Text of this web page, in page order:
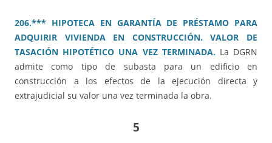
206.*** HIPOTECA EN GARANTÍA DE PRÉSTAMO PARA
ADQUIRIR VIVIENDA EN CONSTRUCCIÓN. VALOR DE
TASACIÓN HIPOTÉTICO UNA VEZ TERMINADA. La DGRN
admite como tipo de subasta para un edificio en
construcción a los efectos de la ejecución directa y
extrajudicial su valor una vez terminada la obra.
5